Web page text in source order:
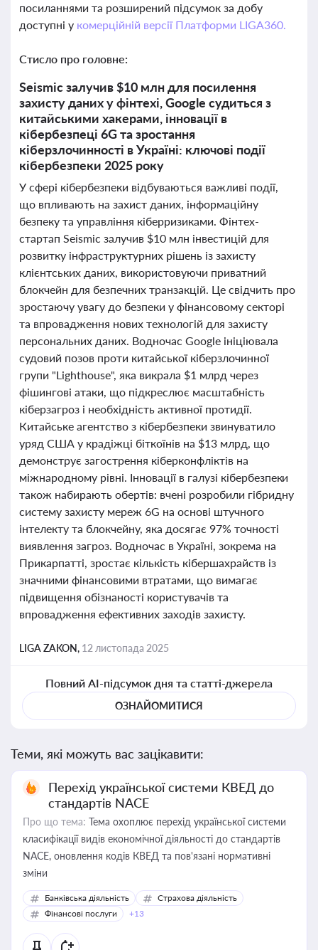
посиланнями та розширений підсумок за добу
доступні у комерційній версії Платформи LIGA360.
Стисло про головне:
Seismic залучив $10 млн для посилення
захисту даних у фінтехі, Google судиться з
китайськими хакерами, інновації в
кібербезпеці 6G та зростання
кіберзлочинності в Україні: ключові події
кібербезпеки 2025 року
У сфері кібербезпеки відбуваються важливі події,
що впливають на захист даних, інформаційну
безпеку та управління кіберризиками. Фінтех-
стартап Seismic залучив $10 млн інвестицій для
розвитку інфраструктурних рішень із захисту
клієнтських даних, використовуючи приватний
блокчейн для безпечних транзакцій. Це свідчить про
зростаючу увагу до безпеки у фінансовому секторі
та впровадження нових технологій для захисту
персональних даних. Водночас Google ініціювала
судовий позов проти китайської кіберзлочинної
групи "Lighthouse", яка викрала $1 млрд через
фішингові атаки, що підкреслює масштабність
кіберзагроз і необхідність активної протидії.
Китайське агентство з кібербезпеки звинуватило
уряд США у крадіжці біткоїнів на $13 млрд, що
демонструє загострення кіберконфліктів на
міжнародному рівні. Інновації в галузі кібербезпеки
також набирають обертів: вчені розробили гібридну
систему захисту мереж 6G на основі штучного
інтелекту та блокчейну, яка досягає 97% точності
виявлення загроз. Водночас в Україні, зокрема на
Прикарпатті, зростає кількість кібершахрайств із
значними фінансовими втратами, що вимагає
підвищення обізнаності користувачів та
впровадження ефективних заходів захисту.
LIGA ZAKON, 12 листопада 2025
Повний AI-підсумок дня та статті-джерела
ОЗНАЙОМИТИСЯ
Теми, які можуть вас зацікавити:
Перехід української системи КВЕД до
стандартів NACE
Про що тема: Тема охоплює перехід української системи
класифікації видів економічної діяльності до стандартів
NACE, оновлення кодів КВЕД та пов'язані нормативні
зміни
Банківська діяльність
Страхова діяльність
Фінансові послуги
+13